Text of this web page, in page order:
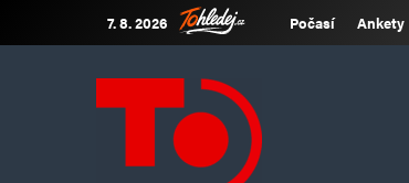
7. 8. 2026 Počasí Ankety